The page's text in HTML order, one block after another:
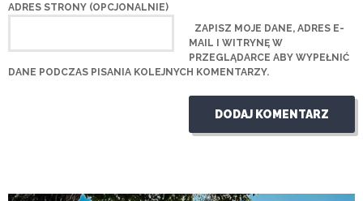
ADRES STRONY (OPCJONALNIE)
ZAPISZ MOJE DANE, ADRES E-
MAIL I WITRYNĘ W
PRZEGLĄDARCE ABY WYPEŁNIĆ
DANE PODCZAS PISANIA KOLEJNYCH KOMENTARZY.